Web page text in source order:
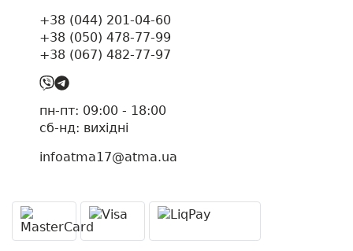
+38 (044) 201-04-60
+38 (050) 478-77-99
+38 (067) 482-77-97
пн-пт: 09:00 - 18:00
cб-нд: вихідні
infoatma17@atma.ua